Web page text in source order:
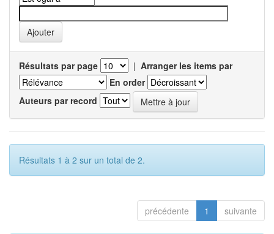
Résultats par page | Arranger les items par
En order
Auteurs par record
Résultats 1 à 2 sur un total de 2.
précédente 1 suivante